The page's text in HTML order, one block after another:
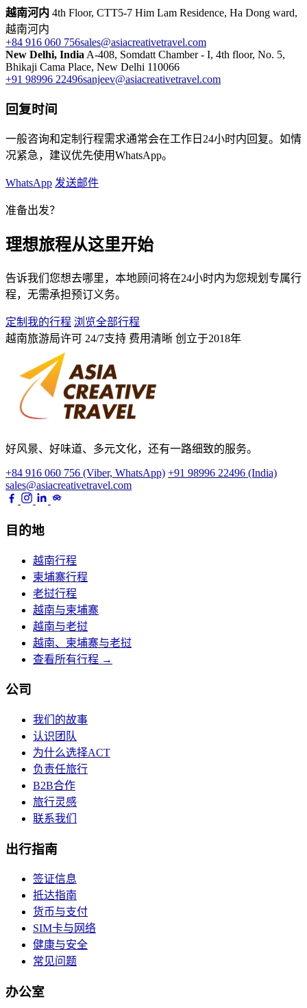
越南河内 4th Floor, CTT5-7 Him Lam Residence, Ha Dong ward,
越南河内
+84 916 060 756sales@asiacreativetravel.com
New Delhi, India A-408, Somdatt Chamber - I, 4th floor, No. 5,
Bhikaji Cama Place, New Delhi 110066
+91 98996 22496sanjeev@asiacreativetravel.com
回复时间
一般咨询和定制行程需求通常会在工作日24小时内回复。如情
况紧急，建议优先使用WhatsApp。
WhatsApp 发送邮件
准备出发？
理想旅程从这里开始
告诉我们您想去哪里，本地顾问将在24小时内为您规划专属行
程，无需承担预订义务。
定制我的行程 浏览全部行程
越南旅游局许可 24/7支持 费用清晰 创立于2018年
好风景、好味道、多元文化，还有一路细致的服务。
+84 916 060 756 (Viber, WhatsApp) +91 98996 22496 (India)
sales@asiacreativetravel.com
目的地
越南行程
柬埔寨行程
老挝行程
越南与柬埔寨
越南与老挝
越南、柬埔寨与老挝
查看所有行程 →
公司
我们的故事
认识团队
为什么选择ACT
负责任旅行
B2B合作
旅行灵感
联系我们
出行指南
签证信息
抵达指南
货币与支付
SIM卡与网络
健康与安全
常见问题
办公室